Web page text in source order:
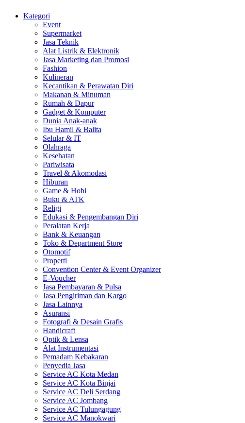
Kategori
Event
Supermarket
Jasa Teknik
Alat Listrik & Elektronik
Jasa Marketing dan Promosi
Fashion
Kulineran
Kecantikan & Perawatan Diri
Makanan & Minuman
Rumah & Dapur
Gadget & Komputer
Dunia Anak-anak
Ibu Hamil & Balita
Selular & IT
Olahraga
Kesehatan
Pariwisata
Travel & Akomodasi
Hiburan
Game & Hobi
Buku & ATK
Religi
Edukasi & Pengembangan Diri
Peralatan Kerja
Bank & Keuangan
Toko & Department Store
Otomotif
Properti
Convention Center & Event Organizer
E-Voucher
Jasa Pembayaran & Pulsa
Jasa Pengiriman dan Kargo
Jasa Lainnya
Asuransi
Fotografi & Desain Grafis
Handicraft
Optik & Lensa
Alat Instrumentasi
Pemadam Kebakaran
Penyedia Jasa
Service AC Kota Medan
Service AC Kota Binjai
Service AC Deli Serdang
Service AC Jombang
Service AC Tulungagung
Service AC Manokwari